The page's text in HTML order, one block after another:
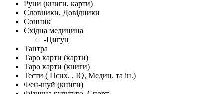
Руни (книги, карти)
Словники, Довідники
Сонник
Східна медицина
-Цигун
Тантра
Таро карти (карти)
Таро карти (книги)
Тести ( Псих. , IQ, Медиц. та ін.)
Фен-шуй (книги)